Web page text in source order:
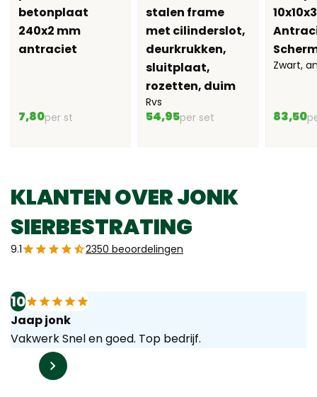
betonplaat
240x2 mm
antraciet
7,80per st
stalen frame
met cilinderslot,
deurkrukken,
sluitplaat,
rozetten, duim
Rvs
54,95per set
Zwart,
83,50
KLANTEN OVER JONK
SIERBESTRATING
9.1 2350 beoordelingen
10
Jaap jonk
Vakwerk Snel en goed. Top bedrijf.